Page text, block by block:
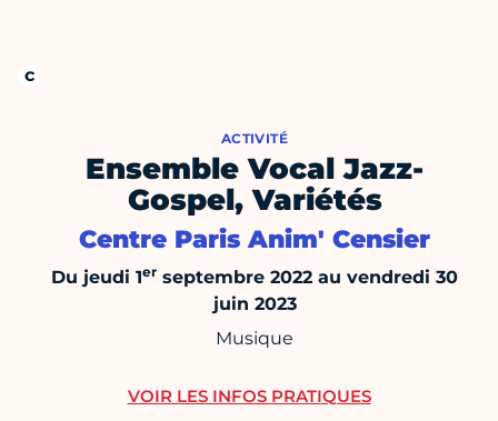
ACTIVITÉ
Ensemble Vocal Jazz-
Gospel, Variétés
Centre Paris Anim' Censier
Du jeudi 1er septembre 2022 au vendredi 30
juin 2023
Musique
VOIR LES INFOS PRATIQUES